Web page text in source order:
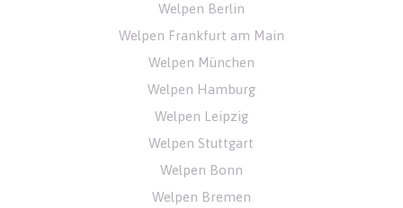
Welpen Berlin
Welpen Frankfurt am Main
Welpen München
Welpen Hamburg
Welpen Leipzig
Welpen Stuttgart
Welpen Bonn
Welpen Bremen